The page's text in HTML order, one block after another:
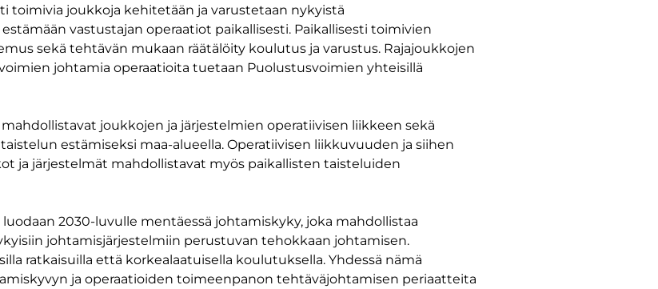
toimivia joukkoja kehitetään ja varustetaan nykyistä
vastustajan operaatiot paikallisesti. Paikallisesti toimivien
sekä tehtävän mukaan räätälöity koulutus ja varustus. Rajajoukkojen
johtamia operaatioita tuetaan Puolustusvoimien yhteisillä
joukkojen ja järjestelmien operatiivisen liikkeen sekä
estämiseksi maa-alueella. Operatiivisen liikkuvuuden ja siihen
ja järjestelmät mahdollistavat myös paikallisten taisteluiden
2030-luvulle mentäessä johtamiskyky, joka mahdollistaa
johtamisjärjestelmiin perustuvan tehokkaan johtamisen.
ratkaisuilla että korkealaatuisella koulutuksella. Yhdessä nämä
ja operaatioiden toimeenpanon tehtäväjohtamisen periaatteita